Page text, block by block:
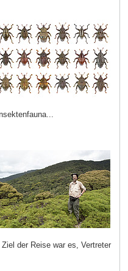
der Reise war es, Vertreter